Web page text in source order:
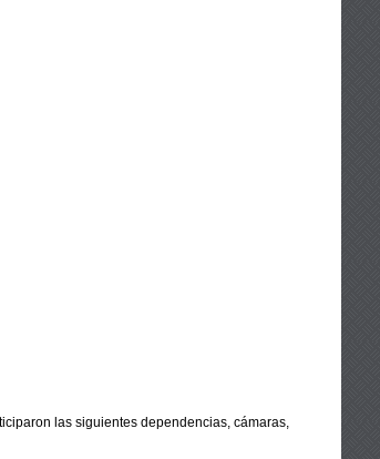
las siguientes dependencias, cámaras,